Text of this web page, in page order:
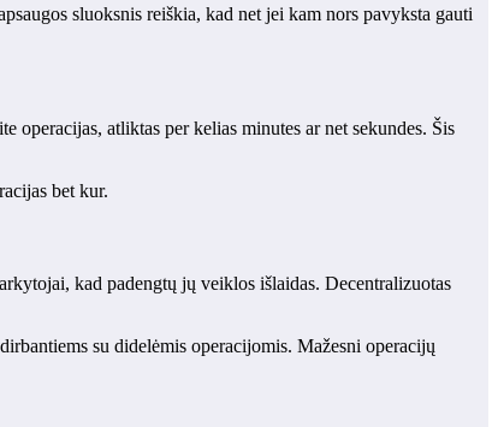
sluoksnis reiškia, kad net jei kam nors pavyksta gauti
operacijas, atliktas per kelias minutes ar net sekundes. Šis
bet kur.
kad padengtų jų veiklos išlaidas. Decentralizuotas
su didelėmis operacijomis. Mažesni operacijų